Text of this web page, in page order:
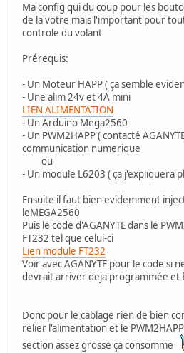
Ma config qui du coup pour les
de la votre mais l'important pour
controle du volant
Prérequis:
- Un Moteur HAPP ( ça semble
- Une alim 24v et 4A mini
LIEN ALIMENTATION
- Un Arduino Mega2560
- Un PWM2HAPP ( contacté
communication numerique
ou
- Un module L6203 ( ça j'expliquera
Ensuite il faut bien evidemment
leMEGA2560
Puis le code d'AGANYTE dans le
FT232 tel que celui-ci
Lien module FT232
Voir avec AGANYTE pour le code si
devrait arriver deja programmée et
Donc pour le cablage rien de bien
relier l'alimentation et le
section assez grosse ça consomme